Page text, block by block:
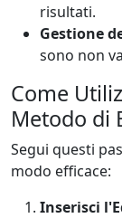
risultati.
Gestione
sono non
Come
Metodo di
Segui questi
modo efficace:
Inserisci